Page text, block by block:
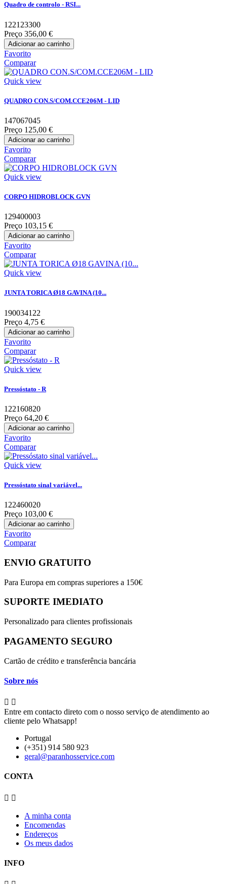
Quadro de controlo - RSI...
122123300
Preço 356,00 €
Adicionar ao carrinho
Favorito
Comparar
Quick view
QUADRO CON.S/COM.CCE206M - LID
147067045
Preço 125,00 €
Adicionar ao carrinho
Favorito
Comparar
Quick view
CORPO HIDROBLOCK GVN
129400003
Preço 103,15 €
Adicionar ao carrinho
Favorito
Comparar
Quick view
JUNTA TORICA Ø18 GAVINA (10...
190034122
Preço 4,75 €
Adicionar ao carrinho
Favorito
Comparar
Quick view
Pressóstato - R
122160820
Preço 64,20 €
Adicionar ao carrinho
Favorito
Comparar
Quick view
Pressóstato sinal variável...
122460020
Preço 103,00 €
Adicionar ao carrinho
Favorito
Comparar
ENVIO GRATUITO
Para Europa em compras superiores a 150€
SUPORTE IMEDIATO
Personalizado para clientes profissionais
PAGAMENTO SEGURO
Cartão de crédito e transferência bancária
Sobre nós
 
Entre em contacto direto com o nosso serviço de atendimento ao
cliente pelo Whatsapp!
Portugal
(+351) 914 580 923
geral@paranhosservice.com
CONTA
 
A minha conta
Encomendas
Endereços
Os meus dados
INFO